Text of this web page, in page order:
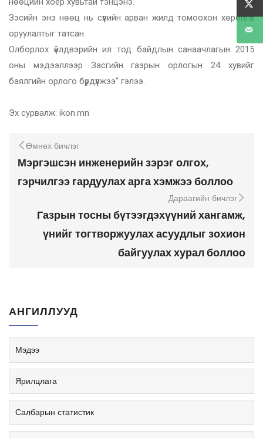
Зэсийн энэ нөөц нь сүүлийн арван жилд томоохон хөрөнгө
оруулалтыг татсан.
Олборлох үйлдвэрийн ил тод байдлын санаачлагын 2015
оны мэдээллээр Засгийн газрын орлогын 24 хувийг
баялгийн орлого бүрдүүлжээ" гэлээ.
Эх сурвалж: ikon.mn
Өмнөх бичлэг
Мэргэшсэн инженерийн зэрэг олгох,
гэрчилгээ гардуулах арга хэмжээ боллоо
Дараагийн бичлэг
Газрын тосны бүтээгдэхүүний хангамж,
үнийг тогтворжуулах асуудлыг зохион
байгуулах хурал боллоо
АНГИЛЛУУД
Мэдээ
Ярилцлага
Салбарын статистик